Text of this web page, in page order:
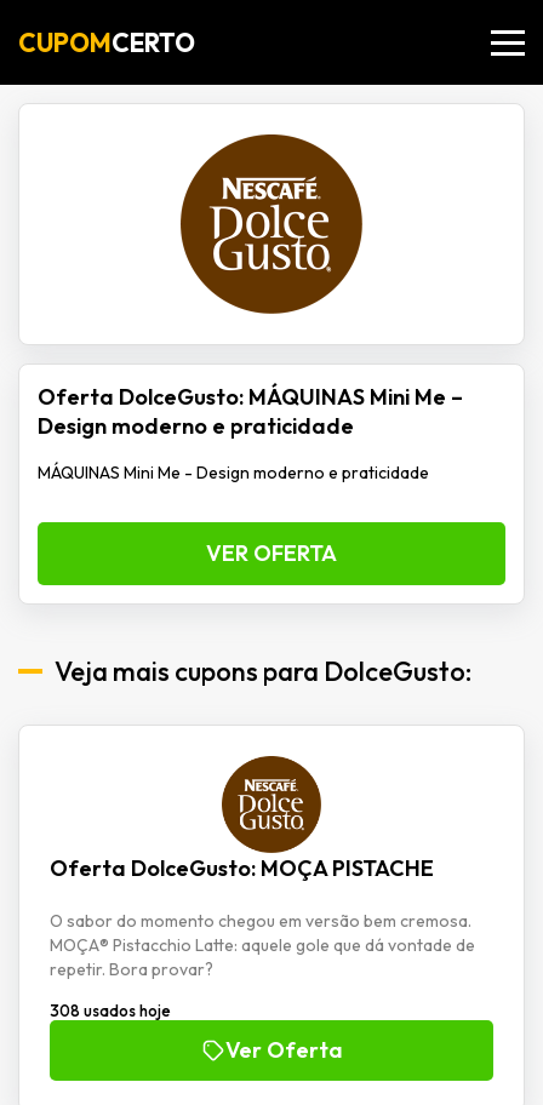
CUPOMCERTO
Oferta DolceGusto: MÁQUINAS Mini Me –
Design moderno e praticidade
MÁQUINAS Mini Me - Design moderno e praticidade
VER OFERTA
Veja mais cupons para DolceGusto:
Oferta DolceGusto: MOÇA PISTACHE
O sabor do momento chegou em versão bem cremosa.
MOÇA® Pistacchio Latte: aquele gole que dá vontade de
repetir. Bora provar?
308 usados hoje
Ver Oferta